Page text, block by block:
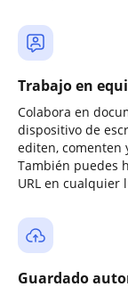
Trabajo en
Colabora en
dispositivo de
editen, comenten
También puedes
URL en cualquier
Guardado